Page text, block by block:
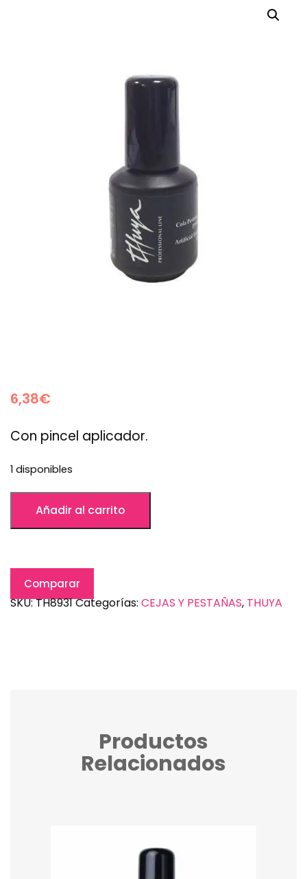
6,38€
Con pincel aplicador.
1 disponibles
Añadir al carrito
Comparar
SKU:TH8931Categorías: CEJAS Y PESTAÑAS, THUYA
Productos
Relacionados